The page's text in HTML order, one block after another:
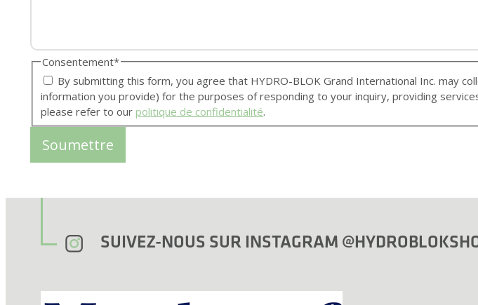
Consentement*
By submitting this form, you agree that HYDRO-BLOK Grand International Inc. may collect and use your personal data (such as your name, email address, and any other
information you provide) for the purposes of responding to your inquiry, providing
please refer to our politique de confidentialité.
SUIVEZ-NOUS SUR INSTAGRAM